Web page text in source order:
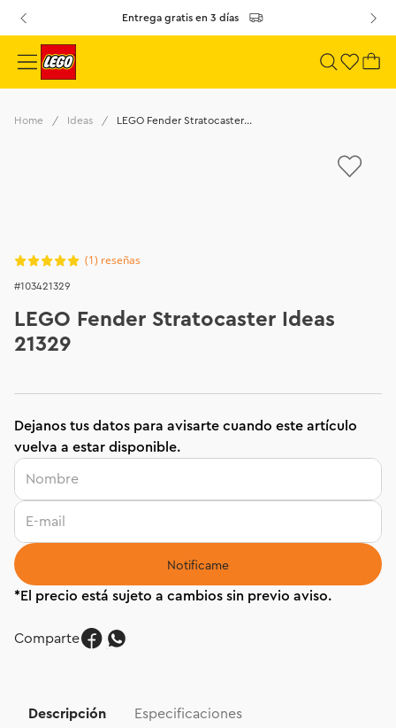
Entrega gratis en 3 días
Ideas LEGO Fender Stratocaster Ideas 21329
(1)
103421329
LEGO Fender Stratocaster Ideas
21329
Dejanos tus datos para avisarte cuando este artículo
vuelva a estar disponible.
Comparte
Descripción Especificaciones